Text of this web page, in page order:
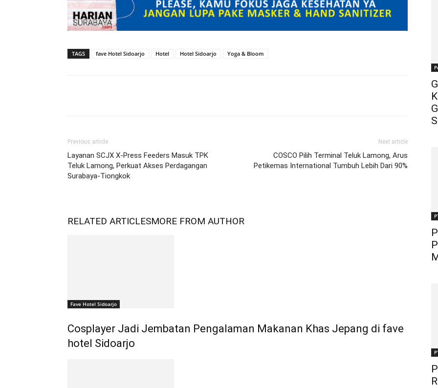
TAGS fave Hotel Sidoarjo Hotel Hotel Sidoarjo Yoga & Bloom
Previous article
Layanan SCJX X-Press Feeders Masuk TPK
Teluk Lamong, Perkuat Akses Perdagangan
Surabaya-Tiongkok
Next article
COSCO Pilih Terminal Teluk Lamong, Arus
Petikemas International Tumbuh Lebih Dari 90%
RELATED ARTICLESMORE FROM AUTHOR
Fave Hotel Sidoarjo
Cosplayer Jadi Jembatan Pengalaman Makanan Khas Jepang di fave
hotel Sidoarjo